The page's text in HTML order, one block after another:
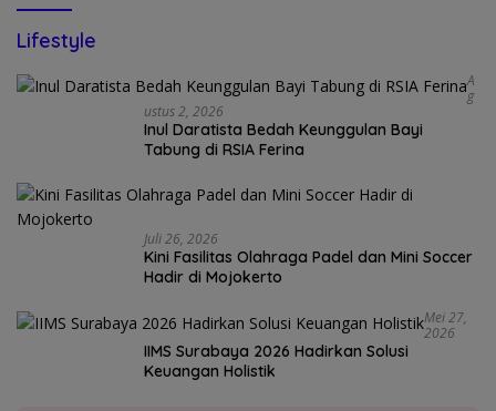
Lifestyle
A
G
Ustus 2, 2026
Inul Daratista Bedah Keunggulan Bayi
Tabung di RSIA Ferina
Juli 26, 2026
Kini Fasilitas Olahraga Padel dan Mini Soccer
Hadir di Mojokerto
Mei 27,
2026
IIMS Surabaya 2026 Hadirkan Solusi
Keuangan Holistik